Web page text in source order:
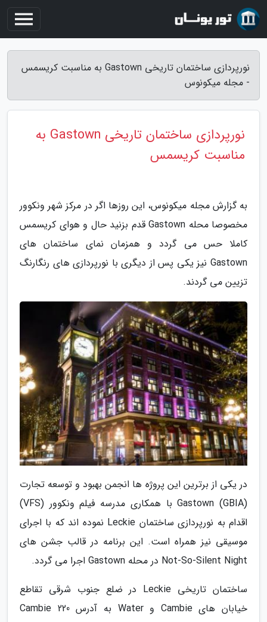
نورپردازی ساختمان تاریخی Gastown به مناسبت کریسمس
- مجله میکونوس
نورپردازی ساختمان تاریخی Gastown به
مناسبت کریسمس
به گزارش مجله میکونوس، این روزها اگر در مرکز شهر ونکوور
مخصوصا محله Gastown قدم بزنید حال و هوای کریسمس
کاملا حس می گردد و همزمان نمای ساختمان های
Gastown نیز یکی پس از دیگری با نورپردازی های رنگارنگ
تزیین می گردند.
در یکی از برترین این پروژه ها انجمن بهبود و توسعه تجارت
Gastown (GBIA) با همکاری مدرسه فیلم ونکوور (VFS)
اقدام به نورپردازی ساختمان Leckie نموده اند که با اجرای
موسیقی نیز همراه است. این برنامه در قالب جشن های
Not-So-Silent Night در محله Gastown اجرا می گردد.
ساختمان تاریخی Leckie در ضلع جنوب شرقی تقاطع
خیابان های Cambie و Water به آدرس 220 Cambie